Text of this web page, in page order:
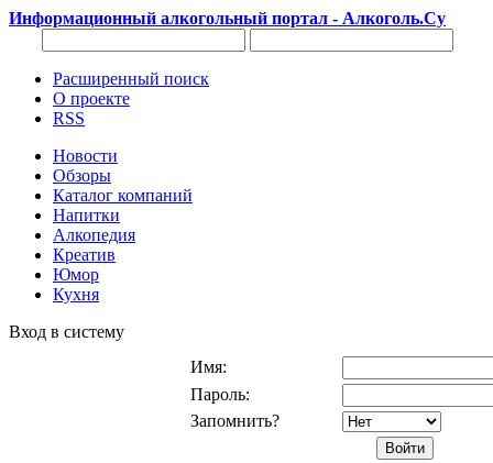
Информационный алкогольный портал - Алкоголь.Су
Расширенный поиск
О проекте
RSS
Новости
Обзоры
Каталог компаний
Напитки
Алкопедия
Креатив
Юмор
Кухня
Вход в систему
Имя:
Пароль:
Запомнить?